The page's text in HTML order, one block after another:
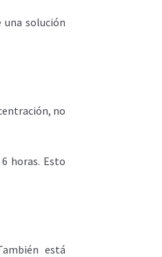
solución
no
horas. Esto
está